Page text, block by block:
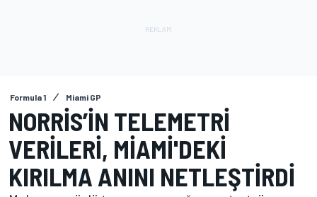
Formula 1 Miami GP
NORRIS’IN TELEMETRI
VERILERI, MIAMI'DEKI
KIRILMA ANINI NETLEŞTIRDI